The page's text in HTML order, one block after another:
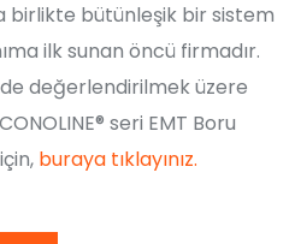
birlikte bütünleşik bir sistem
ilk sunan öncü firmadır.
değerlendirilmek üzere
seri EMT Boru
buraya tıklayınız.